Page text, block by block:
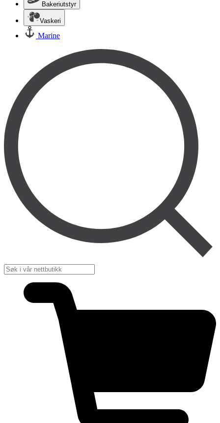
Bakeriutstyr
Vaskeri
Marine